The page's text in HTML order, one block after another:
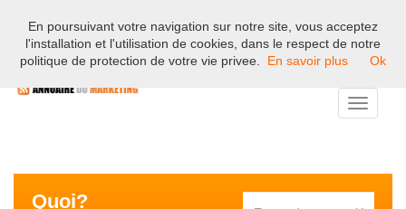
Bienvenue sur l'annuaire professionnel du marketing et de la
communication en France.
Toggle
Quoi?
En poursuivant votre navigation sur notre site, vous acceptez
l'installation et l'utilisation de cookies, dans le respect de notre
politique de protection de votre vie privee.
En savoir plus Ok